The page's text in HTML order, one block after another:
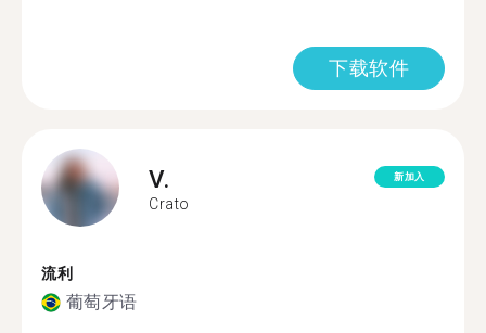
下载软件
V.
Crato
新加入
流利
葡萄牙语